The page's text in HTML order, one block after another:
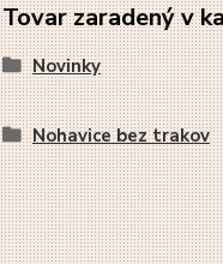
Tovar zaradený v
Novinky
Nohavice bez trakov